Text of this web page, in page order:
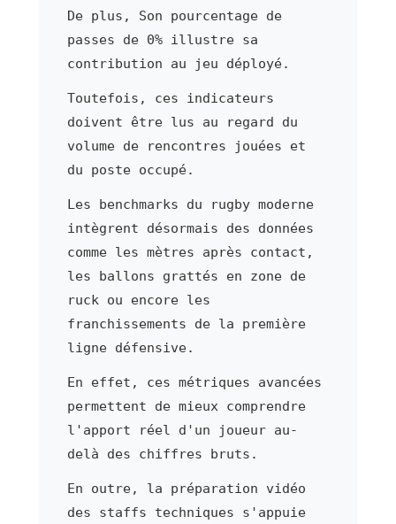
De plus, Son pourcentage de
passes de 0% illustre sa
contribution au jeu déployé.
Toutefois, ces indicateurs
doivent être lus au regard du
volume de rencontres jouées et
du poste occupé.
Les benchmarks du rugby moderne
intègrent désormais des données
comme les mètres après contact,
les ballons grattés en zone de
ruck ou encore les
franchissements de la première
ligne défensive.
En effet, ces métriques avancées
permettent de mieux comprendre
l'apport réel d'un joueur au-
delà des chiffres bruts.
En outre, la préparation vidéo
des staffs techniques s'appuie